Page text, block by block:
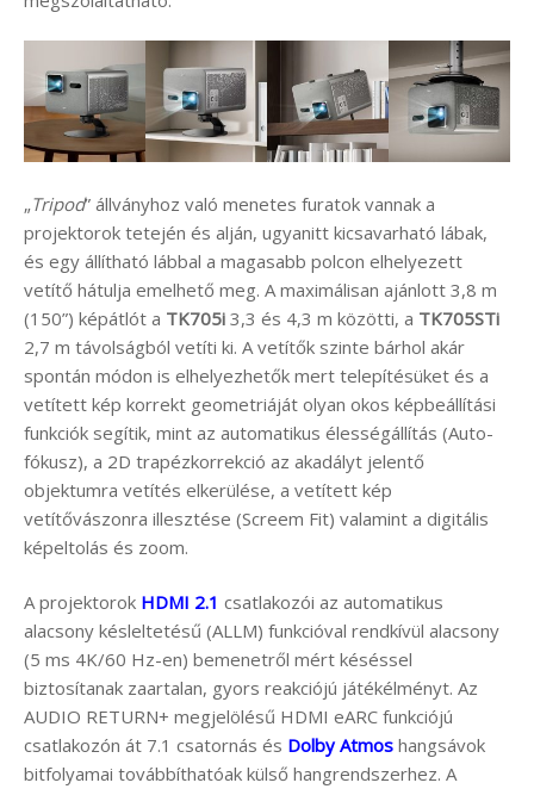
„Tripod” állványhoz való menetes furatok vannak a
projektorok tetején és alján, ugyanitt kicsavarható lábak,
és egy állítható lábbal a magasabb polcon elhelyezett
vetítő hátulja emelhető meg. A maximálisan ajánlott 3,8 m
(150”) képátlót a TK705i 3,3 és 4,3 m közötti, a TK705STi
2,7 m távolságból vetíti ki. A vetítők szinte bárhol akár
spontán módon is elhelyezhetők mert telepítésüket és a
vetített kép korrekt geometriáját olyan okos képbeállítási
funkciók segítik, mint az automatikus élességállítás (Auto-
fókusz), a 2D trapézkorrekció az akadályt jelentő
objektumra vetítés elkerülése, a vetített kép
vetítővászonra illesztése (Screem Fit) valamint a digitális
képeltolás és zoom.
A projektorok HDMI 2.1 csatlakozói az automatikus
alacsony késleltetésű (ALLM) funkcióval rendkívül alacsony
(5 ms 4K/60 Hz-en) bemenetről mért késéssel
biztosítanak zaartalan, gyors reakciójú játékélményt. Az
AUDIO RETURN+ megjelölésű HDMI eARC funkciójú
csatlakozón át 7.1 csatornás és Dolby Atmos hangsávok
bitfolyamai továbbíthatóak külső hangrendszerhez. A